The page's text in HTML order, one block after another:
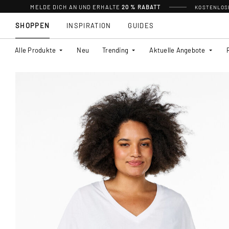
MELDE DICH AN UND ERHALTE20 % RABATT
SHOPPEN
Alle Produkte Neu Trending Aktuelle Angebote
INSPIRATION GUIDES